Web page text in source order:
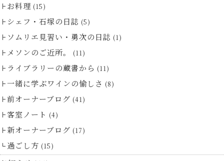
お料理 (15)
シェフ・石塚の日誌 (5)
ソムリエ見習い・勇次の日誌 (1)
メソンのご近所。 (11)
ライブラリーの蔵書から (11)
一緒に学ぶワインの愉しさ (8)
前オーナーブログ (41)
客室ノート (4)
新オーナーブログ (17)
過ごし方 (15)